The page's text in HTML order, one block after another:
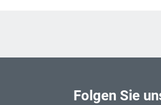
Folgen Sie